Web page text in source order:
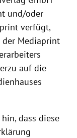
und/oder
verfügt,
der Mediaprint
auf die
dass diese